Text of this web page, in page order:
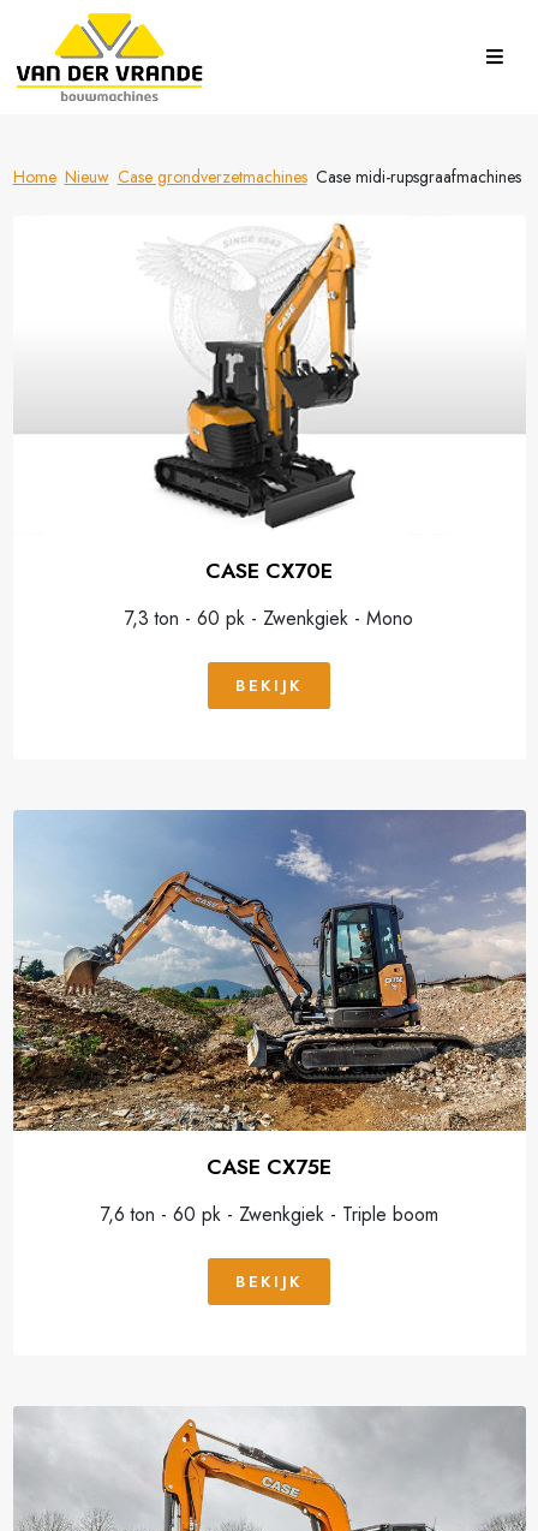
Home Nieuw Case grondverzetmachines Case midi-rupsgraafmachines
CASE CX70E
7,3 ton - 60 pk - Zwenkgiek - Mono
BEKIJK
CASE CX75E
7,6 ton - 60 pk - Zwenkgiek - Triple boom
BEKIJK